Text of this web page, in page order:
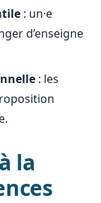
: un·e
d’enseigne
: les
la